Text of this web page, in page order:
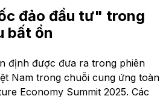
đảo đầu tư" trong
bất ổn
định được đưa ra trong phiên
Nam trong chuỗi cung ứng toàn
Economy Summit 2025. Các